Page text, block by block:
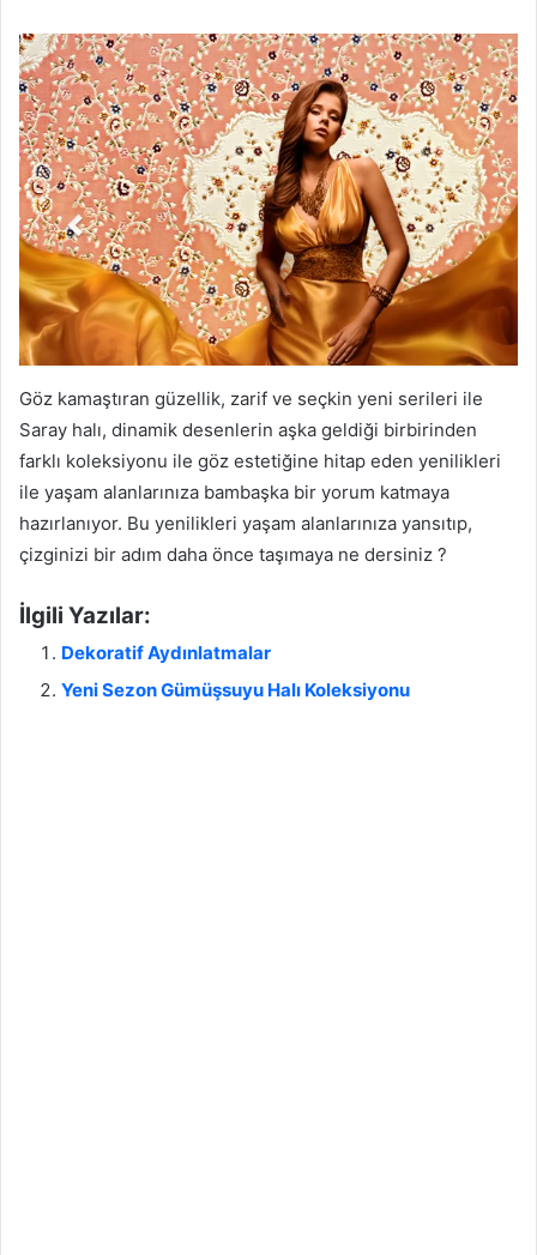
Göz kamaştıran güzellik, zarif ve seçkin yeni serileri ile
Saray halı, dinamik desenlerin aşka geldiği birbirinden
farklı koleksiyonu ile göz estetiğine hitap eden yenilikleri
ile yaşam alanlarınıza bambaşka bir yorum katmaya
hazırlanıyor. Bu yenilikleri yaşam alanlarınıza yansıtıp,
çizginizi bir adım daha önce taşımaya ne dersiniz ?
İlgili Yazılar:
Dekoratif Aydınlatmalar
Yeni Sezon Gümüşsuyu Halı Koleksiyonu